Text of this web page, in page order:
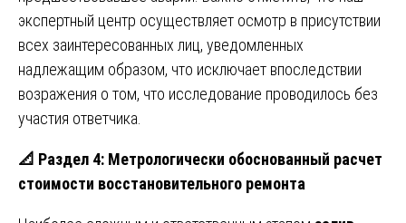
экспертный центр осуществляет осмотр в присутствии
всех заинтересованных лиц, уведомленных
надлежащим образом, что исключает впоследствии
возражения о том, что исследование проводилось без
участия ответчика.
📐 Раздел 4: Метрологически обоснованный расчет
стоимости восстановительного ремонта